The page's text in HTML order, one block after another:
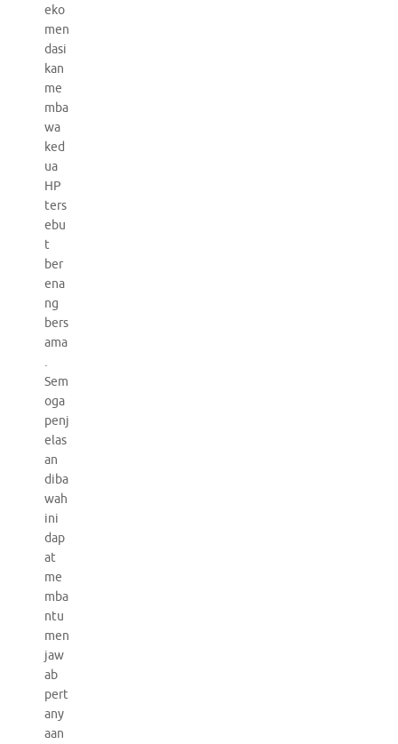
eko
men
dasi
kan
me
mba
wa
ked
ua
HP
ters
ebu
t
ber
ena
ng
bers
ama
.
Sem
oga
penj
elas
an
diba
wah
ini
dap
at
me
mba
ntu
men
jaw
ab
pert
any
aan